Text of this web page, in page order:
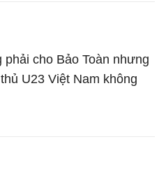
cho Bảo Toàn nhưng
U23 Việt Nam không